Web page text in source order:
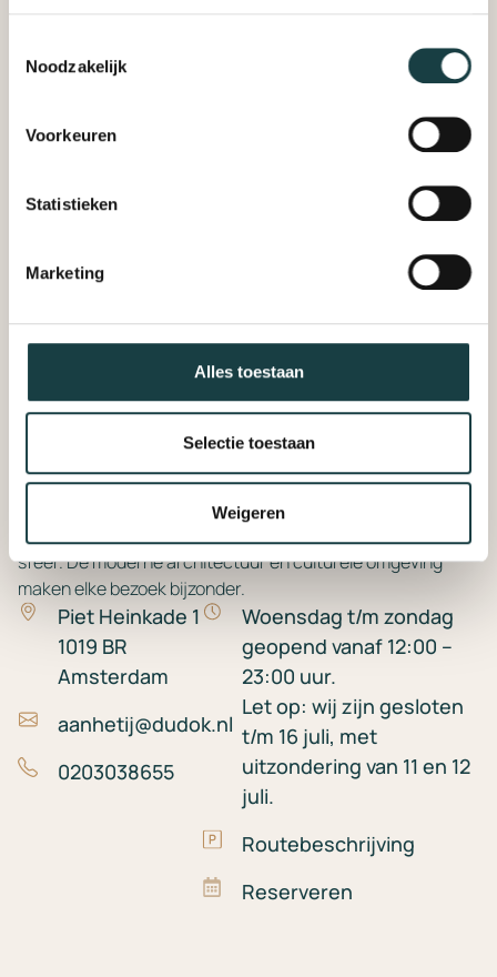
Noodzakelijk
Voorkeuren
Statistieken
Marketing
Alles toestaan
Selectie toestaan
Weigeren
DUDOK-
AAN 'T IJ
Dudok Aan ’t IJ is een sfeervol stadscafé en brasserie in het
Muziekgebouw, met een ruim terras en prachtig uitzicht
over het IJ. Je geniet er van lunch, diner of een kop koffie
met onze beroemde appeltaart in een warme, gastvrije
sfeer. De moderne architectuur en culturele omgeving
maken elke bezoek bijzonder.
Piet Heinkade 1
1019 BR
Amsterdam
aanhetij@dudok.nl
0203038655
Woensdag t/m zondag
geopend vanaf 12:00 –
23:00 uur.
Let op: wij zijn gesloten
t/m 16 juli, met
uitzondering van 11 en 12
juli.
Routebeschrijving
Reserveren